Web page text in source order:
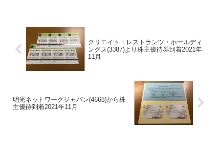
クリエイト・レストランツ・ホールディ
ングス(3387)より株主優待券到着2021年
11月
明光ネットワークジャパン(4668)から株
主優待到着2021年11月